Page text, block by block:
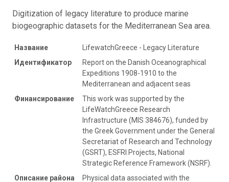
Digitization of legacy literature to produce marine
biogeographic datasets for the Mediterranean Sea area.
Название
LifewatchGreece - Legacy Literature
Идентификатор
Report on the Danish Oceanographical
Expeditions 1908-1910 to the
Mediterranean and adjacent seas
Финансирование
This work was supported by the
LifeWatchGreece Research
Infrastructure (MIS 384676), funded by
the Greek Government under the General
Secretariat of Research and Technology
(GSRT), ESFRI Projects, National
Strategic Reference Framework (NSRF).
Описание района
Physical data associated with the